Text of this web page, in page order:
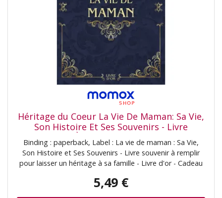
Héritage du Coeur La Vie De Maman: Sa Vie,
Son Histoire Et Ses Souvenirs - Livre
Souvenir À Remplir Pour Laisser Un
Héritage À Sa Famille - Livre D'Or - Cadeau
Original À Offrir (La Vie De Mes Proches,
Band 1)
Binding : paperback, Label : La vie de maman : Sa Vie,
Son Histoire et Ses Souvenirs - Livre souvenir à remplir
pour laisser un héritage à sa famille - Livre d'or - Cadeau
: paperback, numberOfPages : 109, publicationDate :
5,49 €